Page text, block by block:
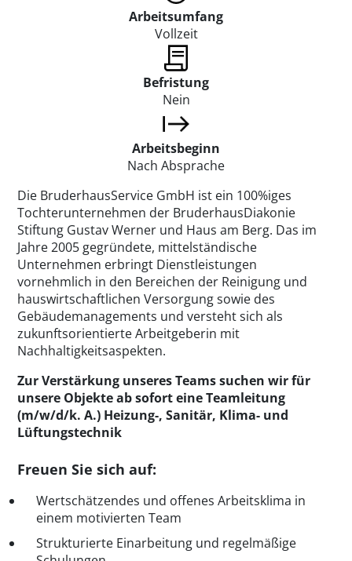
Arbeitsumfang
Vollzeit
Befristung
Nein
Arbeitsbeginn
Nach Absprache
Die BruderhausService GmbH ist ein 100%iges
Tochterunternehmen der BruderhausDiakonie
Stiftung Gustav Werner und Haus am Berg. Das im
Jahre 2005 gegründete, mittelständische
Unternehmen erbringt Dienstleistungen
vornehmlich in den Bereichen der Reinigung und
hauswirtschaftlichen Versorgung sowie des
Gebäudemanagements und versteht sich als
zukunftsorientierte Arbeitgeberin mit
Nachhaltigkeitsaspekten.
Zur Verstärkung unseres Teams suchen wir für
unsere Objekte ab sofort eine Teamleitung
(m/w/d/k. A.) Heizung-, Sanitär, Klima- und
Lüftungstechnik
Freuen Sie sich auf:
Wertschätzendes und offenes Arbeitsklima in
einem motivierten Team
Strukturierte Einarbeitung und regelmäßige